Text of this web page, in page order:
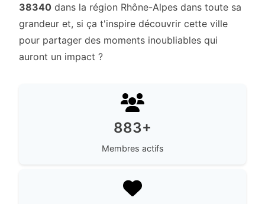
38340 dans la région Rhône-Alpes dans toute sa
grandeur et, si ça t'inspire découvrir cette ville
pour partager des moments inoubliables qui
auront un impact ?
883+
Membres actifs